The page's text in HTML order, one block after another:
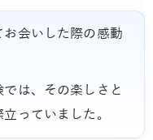
お会いした際の感動
は、その楽しさと
っていました。